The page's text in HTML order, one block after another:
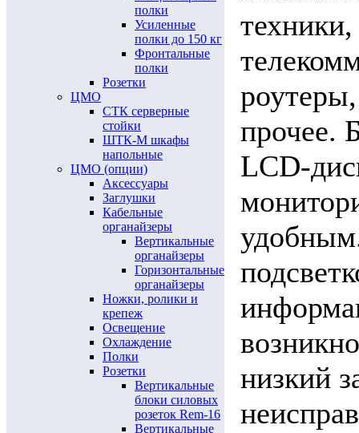
полки
Усиленные
полки до 150 кг
Фронтальные
полки
Розетки
ЦМО
СТК серверные
стойки
ШТК-М шкафы
напольные
ЦМО (опции)
Аксессуары
Заглушки
Кабельные
органайзеры
Вертикальные
органайзеры
Горизонтальные
органайзеры
Ножки, ролики и
крепеж
Освещение
Охлаждение
Полки
Розетки
Вертикальные
блоки силовых
розеток Rem-16
Вертикальные
прочее.
LCD-
низкий